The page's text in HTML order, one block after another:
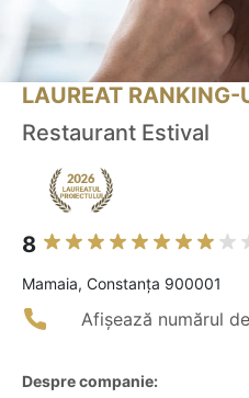
LAUREAT RANKING-
Restaurant Estival
8
Mamaia, Constanța 900001
Afișează numărul
Despre companie: